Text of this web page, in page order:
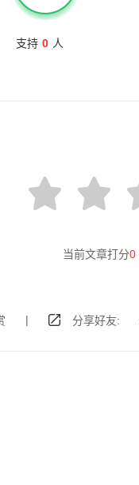
支持 0 人
当前文章打分0
| 分享好友: